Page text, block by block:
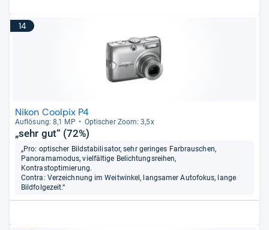
14
Nikon Coolpix P4
Auf­lö­sung: 8,1 MP Opti­scher Zoom: 3,5x
„sehr gut“ (72%)
„Pro: optischer Bildstabilisator, sehr geringes Farbrauschen,
Panoramamodus, vielfältige Belichtungsreihen,
Kontrastoptimierung.
Contra: Verzeichnung im Weitwinkel, langsamer Autofokus, lange
Bildfolgezeit.“